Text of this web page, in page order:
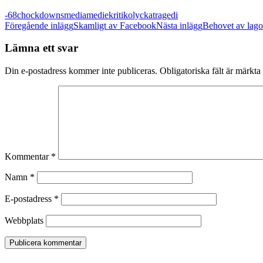
-68chockdownsmediamediekritikolyckatragedi
Inläggsnavigering
Föregående inläggSkamligt av FacebookNästa inläggBehovet av
Lämna ett svar
Din e-postadress kommer inte publiceras. Obligatoriska fält är märkta
Kommentar *
Namn *
E-postadress *
Webbplats